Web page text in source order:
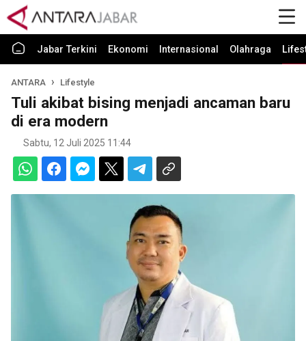
Jabar Terkini Ekonomi Internasional Olahraga
ANTARA Lifestyle
Tuli akibat bising menjadi ancaman baru
di era modern
Sabtu, 12 Juli 2025 11:44